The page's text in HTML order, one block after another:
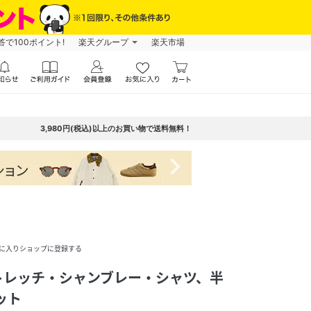
で100ポイント! 楽天グループ 楽天市場
3,980円(税込)以上のお買い物で送料無料！
navigate_next
入りショップに登録する
ッチ・シャンブレー・シャツ、半
ト